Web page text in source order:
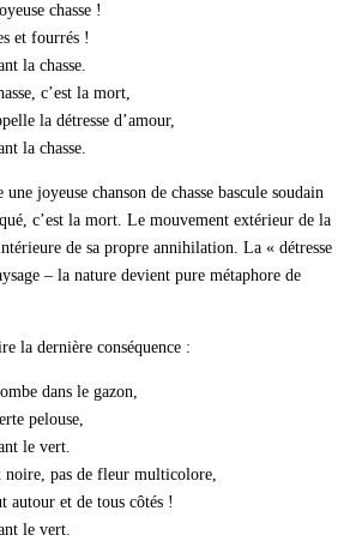
chasse !
et fourrés !
la chasse.
c’est la mort,
la détresse d’amour,
la chasse.
joyeuse chanson de chasse bascule soudain
c’est la mort. Le mouvement extérieur de la
de sa propre annihilation. La « détresse
– la nature devient pure métaphore de
la dernière conséquence :
dans le gazon,
pelouse,
le vert.
noire, pas de fleur multicolore,
autour et de tous côtés !
le vert.